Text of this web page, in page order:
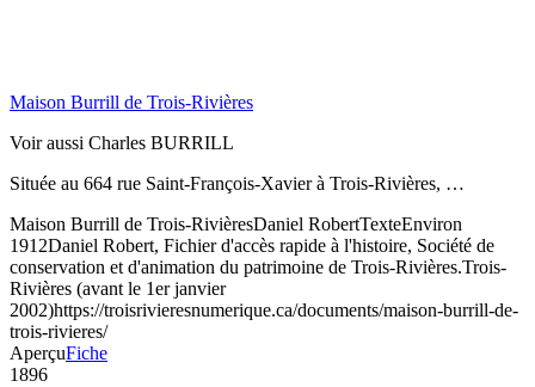
Maison Burrill de Trois-Rivières
Voir aussi Charles BURRILL
Située au 664 rue Saint-François-Xavier à Trois-Rivières, …
Maison Burrill de Trois-RivièresDaniel RobertTexteEnviron
1912Daniel Robert, Fichier d'accès rapide à l'histoire, Société de
conservation et d'animation du patrimoine de Trois-Rivières.Trois-
Rivières (avant le 1er janvier
2002)https://troisrivieresnumerique.ca/documents/maison-burrill-de-
trois-rivieres/
AperçuFiche
1896